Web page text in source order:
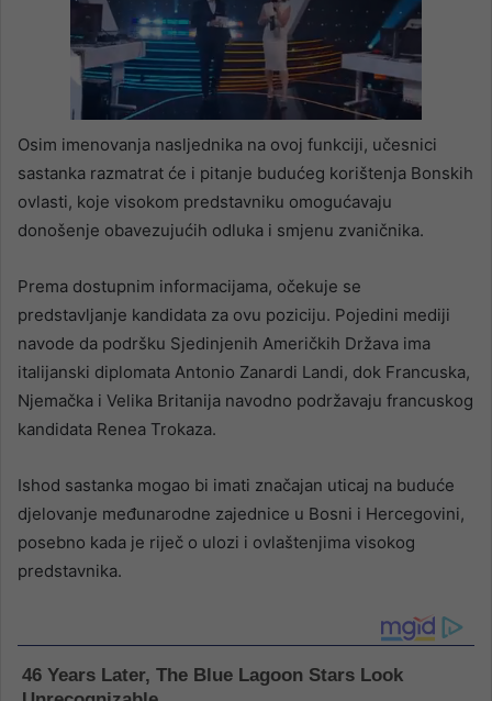
Osim imenovanja nasljednika na ovoj funkciji, učesnici
sastanka razmatrat će i pitanje budućeg korištenja Bonskih
ovlasti, koje visokom predstavniku omogućavaju
donošenje obavezujućih odluka i smjenu zvaničnika.
Prema dostupnim informacijama, očekuje se
predstavljanje kandidata za ovu poziciju. Pojedini mediji
navode da podršku Sjedinjenih Američkih Država ima
italijanski diplomata Antonio Zanardi Landi, dok Francuska,
Njemačka i Velika Britanija navodno podržavaju francuskog
kandidata Renea Trokaza.
Ishod sastanka mogao bi imati značajan uticaj na buduće
djelovanje međunarodne zajednice u Bosni i Hercegovini,
posebno kada je riječ o ulozi i ovlaštenjima visokog
predstavnika.